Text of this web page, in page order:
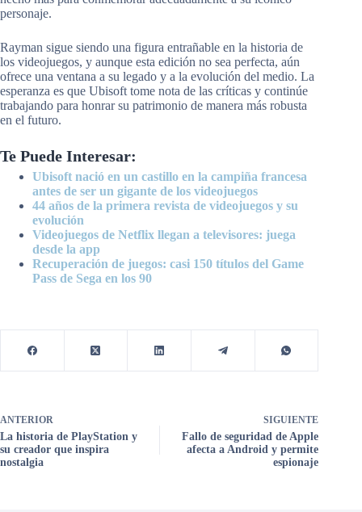
personaje.
Rayman sigue siendo una figura entrañable en la historia de
los videojuegos, y aunque esta edición no sea perfecta, aún
ofrece una ventana a su legado y a la evolución del medio. La
esperanza es que Ubisoft tome nota de las críticas y continúe
trabajando para honrar su patrimonio de manera más robusta
en el futuro.
Te Puede Interesar:
Ubisoft nació en un castillo en la campiña francesa
antes de ser un gigante de los videojuegos
44 años de la primera revista de videojuegos y su
evolución
Videojuegos de Netflix llegan a televisores: juega
desde la app
Recuperación de juegos: casi 150 títulos del Game
Pass de Sega en los 90
ANTERIOR
La historia de PlayStation y
su creador que inspira
nostalgia
SIGUIENTE
Fallo de seguridad de Apple
afecta a Android y permite
espionaje